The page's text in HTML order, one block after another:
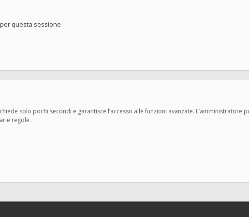
questa sessione
solo pochi secondi e garantisce l’accesso alle funzioni avanzate. L’amministratore
regole.